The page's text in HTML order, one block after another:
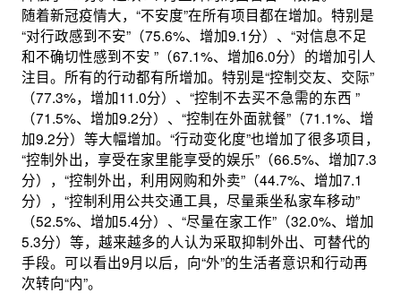
随着新冠疫情大，“不安度”在所有项目都在增加。特别是
“对行政感到不安”（75.6%、增加9.1分）、“对信息不足
和不确切性感到不安 ”（67.1%、增加6.0分）的增加引人
注目。所有的行动都有所增加。特别是“控制交友、交际”
（77.3%，增加11.0分）、“控制不去买不急需的东西 ”
（71.5%、增加9.2分）、“控制在外面就餐”（71.1%、增
加9.2分）等大幅增加。“行动变化度”也增加了很多项目，
“控制外出，享受在家里能享受的娱乐”（66.5%、增加7.3
分），“控制外出，利用网购和外卖”（44.7%、增加7.1
分），“控制利用公共交通工具，尽量乘坐私家车移动”
（52.5%、增加5.4分）、“尽量在家工作”（32.0%、增加
5.3分）等，越来越多的人认为采取抑制外出、可替代的
手段。可以看出9月以后，向“外”的生活者意识和行动再
次转向“内”。